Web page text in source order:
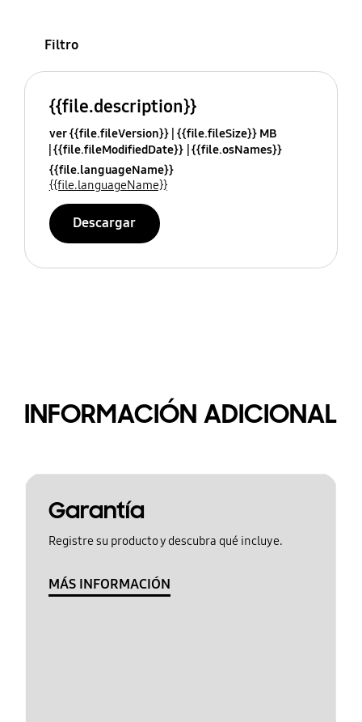
Filtro
{{file.description}}
ver {{file.fileVersion}} {{file.fileSize}} MB
{{file.fileModifiedDate}} {{file.osNames}}
{{file.languageName}}
{{file.languageName}}
Descargar
INFORMACIÓN ADICIONAL
Garantía
Registre su producto y descubra qué incluye.
MÁS INFORMACIÓN